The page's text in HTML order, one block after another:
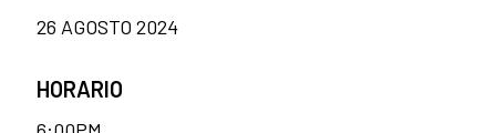
26 AGOSTO 2024
HORARIO